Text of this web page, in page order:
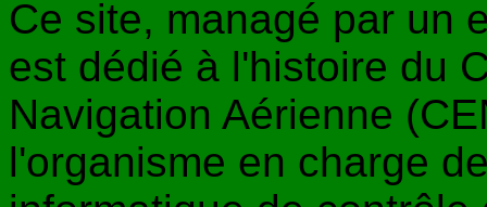
Ce site, managé par un
est dédié à l'histoire du
Navigation Aérienne
l'organisme en charge